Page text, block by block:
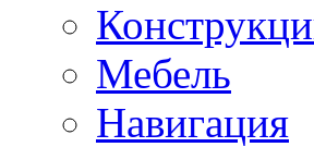
Мебель
Навигация